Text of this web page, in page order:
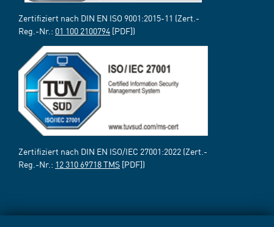
Zertifiziert nach DIN EN ISO 9001:2015-11 (Zert.-
Reg.-Nr.: 01 100 2100794 [PDF])
Zertifiziert nach DIN EN ISO/IEC 27001:2022 (Zert.-
Reg.-Nr.: 12 310 69718 TMS [PDF])